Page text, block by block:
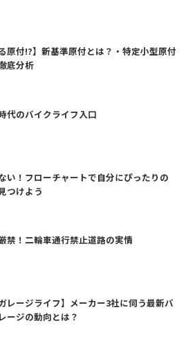
原付!?】新基準原付とは？・特定小型原付
底分析
代のバイクライフ入口
い！フローチャートで自分にぴったりの
つけよう
禁！二輪車通行禁止道路の実情
レージライフ】メーカー3社に伺う最新バ
ージの動向とは？